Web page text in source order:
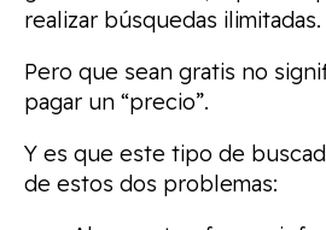
realizar búsquedas ilimitadas.
Pero que sean gratis no
pagar un “precio”.
Y es que este tipo de
de estos dos problemas: